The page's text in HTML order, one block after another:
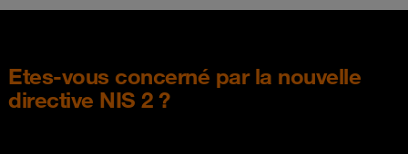
Etes-vous concerné par la nouvelle
directive NIS 2 ?